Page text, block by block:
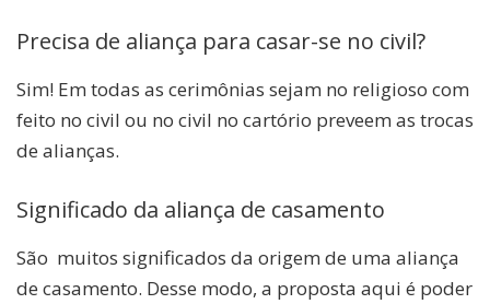
Precisa de aliança para casar-se no civil?
Sim! Em todas as cerimônias sejam no religioso com
feito no civil ou no civil no cartório preveem as trocas
de alianças.
Significado da aliança de casamento
São muitos significados da origem de uma aliança
de casamento. Desse modo, a proposta aqui é poder